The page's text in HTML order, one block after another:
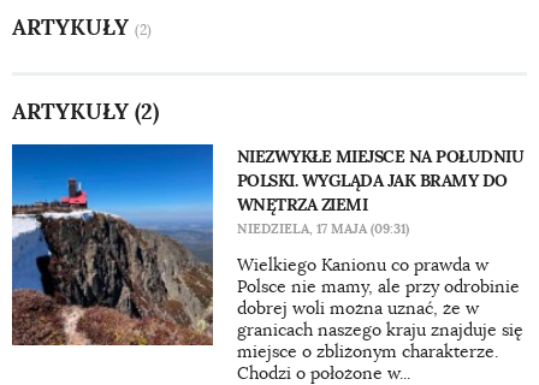
ARTYKUŁY (2)
ARTYKUŁY (2)
NIEZWYKŁE MIEJSCE NA POŁUDNIU
POLSKI. WYGLĄDA JAK BRAMY DO
WNĘTRZA ZIEMI
NIEDZIELA, 17 MAJA (09:31)
Wielkiego Kanionu co prawda w
Polsce nie mamy, ale przy odrobinie
dobrej woli można uznać, że w
granicach naszego kraju znajduje się
miejsce o zbliżonym charakterze.
Chodzi o położone w...